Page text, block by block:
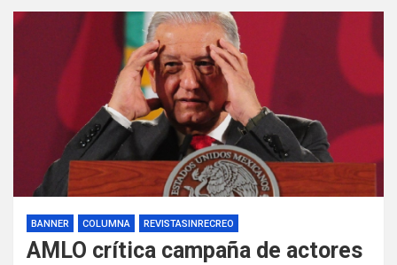
BANNER COLUMNA REVISTASINRECREO
AMLO crítica campaña de actores